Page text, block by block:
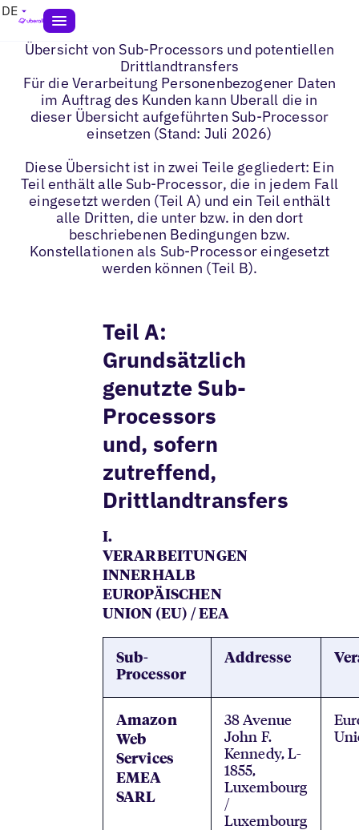
DE
Übersicht von Sub-Processors und potentiellen
Drittlandtransfers
Für die Verarbeitung Personenbezogener Daten
im Auftrag des Kunden kann Uberall die in
dieser Übersicht aufgeführten Sub-Processor
einsetzen (Stand: Juli 2026)
Diese Übersicht ist in zwei Teile gegliedert: Ein
Teil enthält alle Sub-Processor, die in jedem Fall
eingesetzt werden (Teil A) und ein Teil enthält
alle Dritten, die unter bzw. in den dort
beschriebenen Bedingungen bzw.
Konstellationen als Sub-Processor eingesetzt
werden können (Teil B).
Teil A:
Grundsätzlich
genutzte Sub-
Processors
und, sofern
zutreffend,
Drittlandtransfers
I.
VERARBEITUNGEN
INNERHALB
EUROPÄISCHEN
UNION (EU) / EEA
Sub-
Processor
Addresse
Amazon
Web
Services
EMEA
SARL
38 Avenue
John F.
Kennedy, L-
1855,
Luxembourg
/
Luxembourg